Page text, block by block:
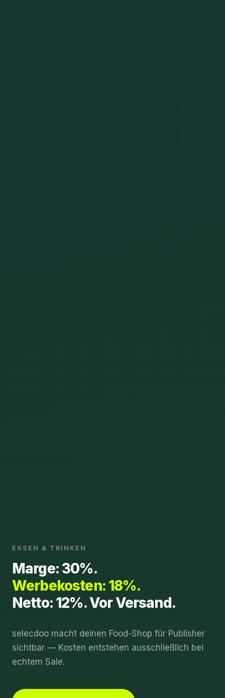
ESSEN & TRINKEN
Marge: 30%.
Werbekosten: 18%.
Netto: 12%. Vor Versand.
selecdoo macht deinen Food-Shop für Publisher
sichtbar — Kosten entstehen ausschließlich bei
echtem Sale.